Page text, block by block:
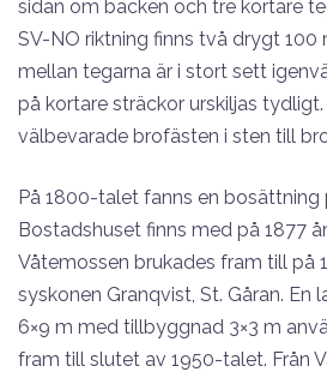
sidan om bäcken och tre kortare
SV-NO riktning finns två drygt 100
mellan tegarna är i stort sett
på kortare sträckor urskiljas
välbevarade brofästen i sten till
På 1800-talet fanns en bosättning
Bostadshuset finns med på 1877
Våtemossen brukades fram till på
syskonen Granqvist, St. Gåran. En
6×9 m med tillbyggnad 3×3 m
fram till slutet av 1950-talet. Från